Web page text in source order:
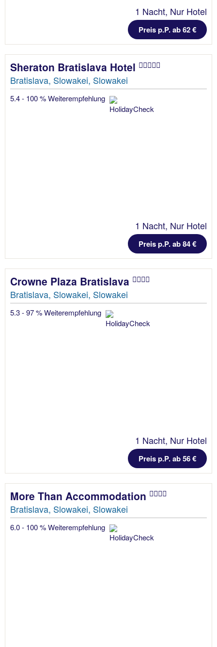
1 Nacht, Nur Hotel
Preis p.P. ab 62 €
Sheraton Bratislava Hotel
Bratislava, Slowakei, Slowakei
5.4 - 100 % Weiterempfehlung
1 Nacht, Nur Hotel
Preis p.P. ab 84 €
Crowne Plaza Bratislava
Bratislava, Slowakei, Slowakei
5.3 - 97 % Weiterempfehlung
1 Nacht, Nur Hotel
Preis p.P. ab 56 €
More Than Accommodation
Bratislava, Slowakei, Slowakei
6.0 - 100 % Weiterempfehlung